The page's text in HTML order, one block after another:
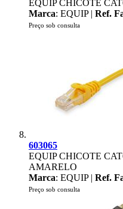
EQUIP CHICOTE
Marca: EQUIP | Ref.
Preço sob consulta
603065
EQUIP CHICOTE
AMARELO
Marca: EQUIP | Ref.
Preço sob consulta